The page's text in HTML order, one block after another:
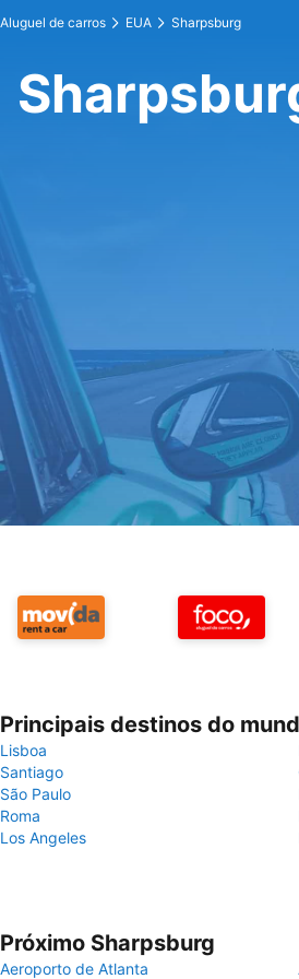
Aluguel de carros EUA Sharpsburg
Principais destinos do
Lisboa
Santiago
São Paulo
Roma
Los Angeles
Próximo Sharpsburg
Aeroporto de Atlanta